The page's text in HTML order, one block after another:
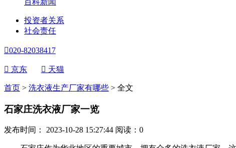
百科新闻
投资者关系
社会责任
020-82038417
 京东  天猫
首页 > 洗衣液生产厂家有哪些 > 全文
石家庄洗衣液厂家一览
发布时间： 2023-10-28 15:27:44 阅读： 0